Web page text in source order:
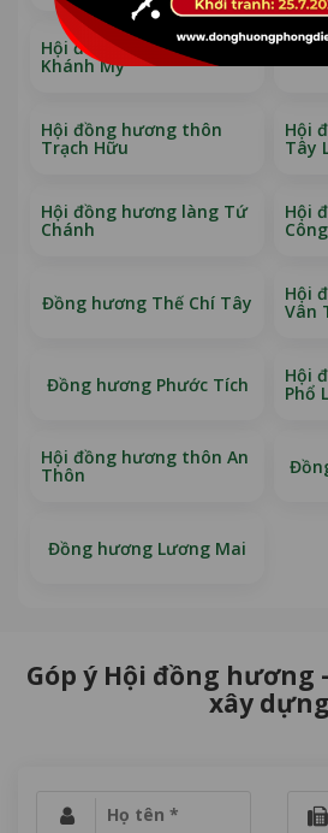
Hội đồng hương làng
Khánh Mỹ
Hội đồng hương thôn
Trạch Hữu
Hội
Tây
Hội đồng hương làng Tứ
Chánh
Hội
Đồng hương Thế Chí Tây Hội
Vân
Đồng hương Phước Tích Hội
Phổ
Hội đồng hương thôn An
Thôn
Đồng hương Lương Mai
Góp ý Hội đồng hương
xây dựng
Họ tên *